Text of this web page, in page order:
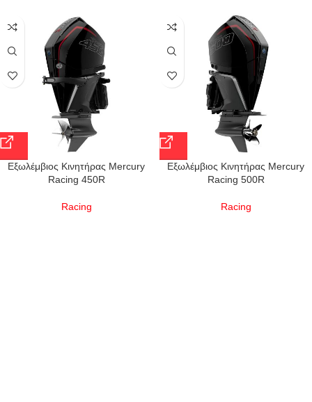
Εξωλέμβιος Κινητήρας Mercury
Racing 450R
Racing
Εξωλέμβιος Κινητήρας Mercury
Racing 500R
Racing